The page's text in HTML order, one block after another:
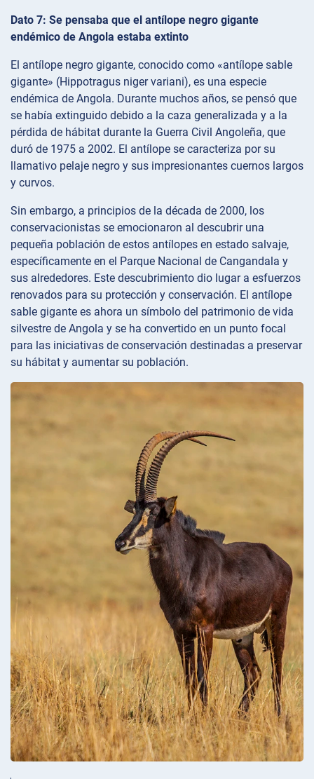
Dato 7: Se pensaba que el antílope negro gigante
endémico de Angola estaba extinto
El antílope negro gigante, conocido como «antílope sable
gigante» (Hippotragus niger variani), es una especie
endémica de Angola. Durante muchos años, se pensó que
se había extinguido debido a la caza generalizada y a la
pérdida de hábitat durante la Guerra Civil Angoleña, que
duró de 1975 a 2002. El antílope se caracteriza por su
llamativo pelaje negro y sus impresionantes cuernos largos
y curvos.
Sin embargo, a principios de la década de 2000, los
conservacionistas se emocionaron al descubrir una
pequeña población de estos antílopes en estado salvaje,
específicamente en el Parque Nacional de Cangandala y
sus alrededores. Este descubrimiento dio lugar a esfuerzos
renovados para su protección y conservación. El antílope
sable gigante es ahora un símbolo del patrimonio de vida
silvestre de Angola y se ha convertido en un punto focal
para las iniciativas de conservación destinadas a preservar
su hábitat y aumentar su población.